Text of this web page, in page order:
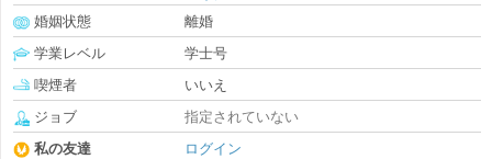
婚姻状態
離婚
学業レベル
学士号
喫煙者
いいえ
ジョブ
指定されていない
私の友達
ログイン